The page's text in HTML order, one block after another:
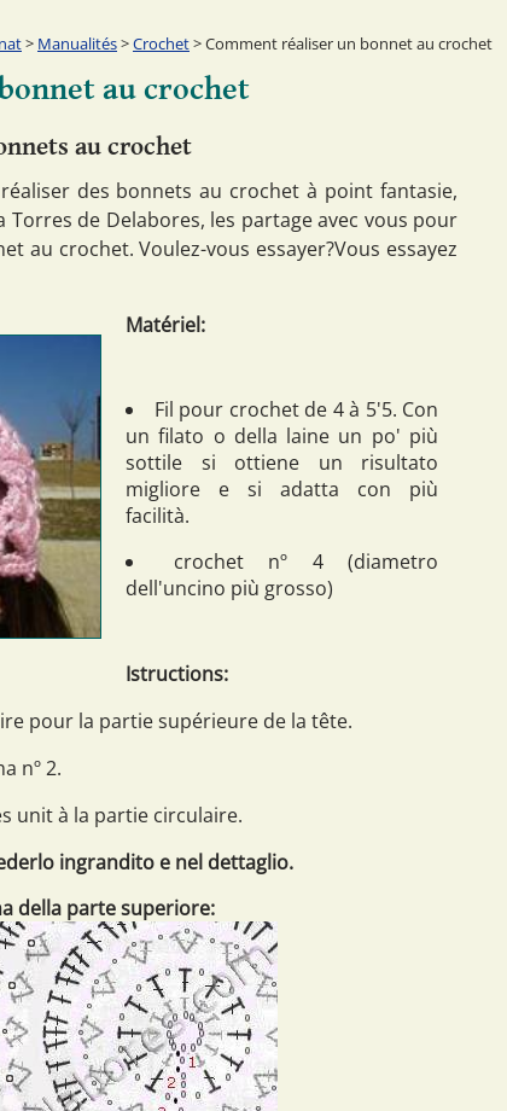
> Manualités>Crochet> Comment réaliser un bonnet au crochet
au crochet
au crochet
des bonnets au crochet à point fantasie,
de Delabores, les partage avec vous pour
au crochet. Voulez-vous essayer?Vous essayez
Matériel:
Fil pour crochet de 4 à 5'5. Con
un filato o della laine un po' più
sottile si ottiene un risultato
migliore e si adatta con più
facilità.
crochet nº 4 (diametro
dell'uncino più grosso)
Istructions:
pour la partie supérieure de la tête.
nº 2.
unit à la partie circulaire.
ingrandito e nel dettaglio.
della parte superiore: